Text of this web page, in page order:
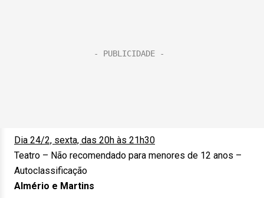
Dia 24/2, sexta, das 20h às 21h30
Teatro – Não recomendado para menores de 12 anos –
Autoclassificação
Almério e Martins